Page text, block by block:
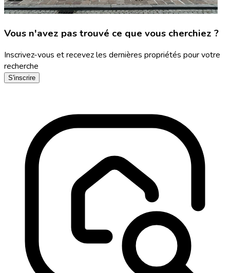
Vous n'avez pas trouvé ce que vous cherchiez ?
Inscrivez-vous et recevez les dernières propriétés pour votre
recherche
S'inscrire